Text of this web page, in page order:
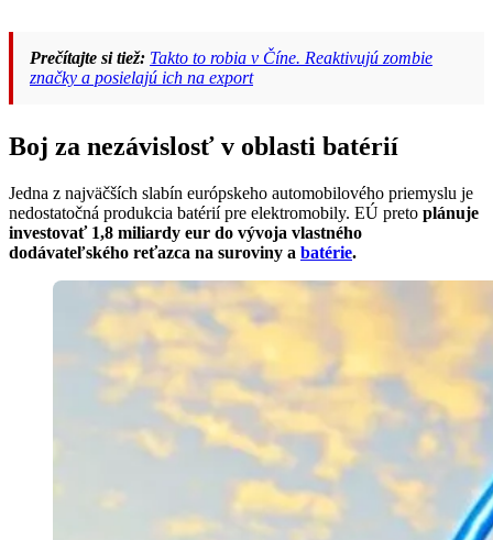
Prečítajte si tiež: Takto to robia v Číne. Reaktivujú zombie
značky a posielajú ich na export
Boj za nezávislosť v oblasti batérií
Jedna z najväčších slabín európskeho automobilového priemyslu je
nedostatočná produkcia batérií pre elektromobily. EÚ preto plánuje
investovať 1,8 miliardy eur do vývoja vlastného
dodávateľského reťazca na suroviny a batérie.